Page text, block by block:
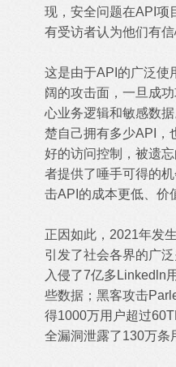
现，安全问题在API项
有受访者认为他们有
这是由于API的广泛使
阔的攻击面，一旦成
心业务逻辑和敏感数
楚自己拥有多少API，
好的访问控制，被遗
者提供了唾手可得的
击API的成本更低、价
正因如此，2021年发
引发了社会各界的广
入侵了7亿多Linkedln
些数据；黑客攻击
得1000万用户超过
全漏洞泄露了130万条